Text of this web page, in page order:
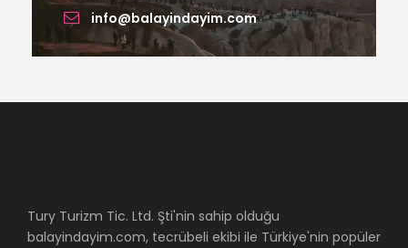
info@balayindayim.com
Tury Turizm Tic. Ltd. Şti'nin sahip olduğu
balayindayim.com, tecrübeli ekibi ile Türkiye'nin popüler